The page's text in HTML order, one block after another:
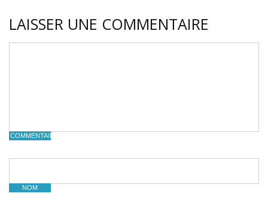
LAISSER UNE COMMENTAIRE
COMMENTAIRE
NOM